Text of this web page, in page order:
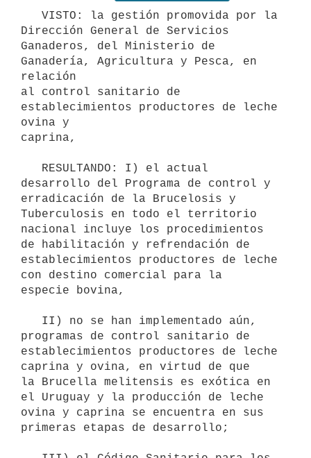
Dirección General de Servicios
Ganaderos, del Ministerio de
Ganadería, Agricultura y Pesca, en
relación
al control sanitario de
establecimientos productores de leche
ovina y
caprina,
desarrollo del Programa de control y
erradicación de la Brucelosis y
Tuberculosis en todo el territorio
nacional incluye los procedimientos
de habilitación y refrendación de
establecimientos productores de leche
con destino comercial para la
especie bovina,
programas de control sanitario de
establecimientos productores de leche
caprina y ovina, en virtud de que
la Brucella melitensis es exótica en
el Uruguay y la producción de leche
ovina y caprina se encuentra en sus
primeras etapas de desarrollo;